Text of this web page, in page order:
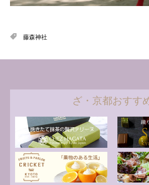
藤森神社
ざ・京都おすす